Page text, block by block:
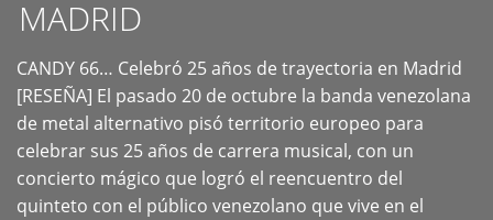
MADRID
CANDY 66… Celebró 25 años de trayectoria en Madrid
[RESEÑA] El pasado 20 de octubre la banda venezolana
de metal alternativo pisó territorio europeo para
celebrar sus 25 años de carrera musical, con un
concierto mágico que logró el reencuentro del
quinteto con el público venezolano que vive en el
+